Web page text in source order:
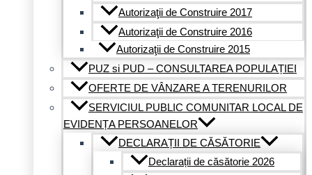
Autorizaţii de Construire 2017
Autorizaţii de Construire 2016
Autorizaţii de Construire 2015
PUZ si PUD – CONSULTAREA POPULAȚIEI
OFERTE DE VÂNZARE A TERENURILOR
SERVICIUL PUBLIC COMUNITAR LOCAL DE
EVIDENȚA PERSOANELOR
DECLARAȚII DE CĂSĂTORIE
Declarații de căsătorie 2026